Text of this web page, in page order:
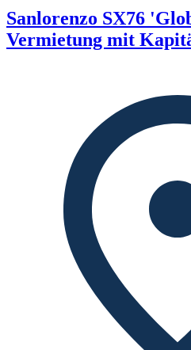
Sanlorenzo SX76
Vermietung mit